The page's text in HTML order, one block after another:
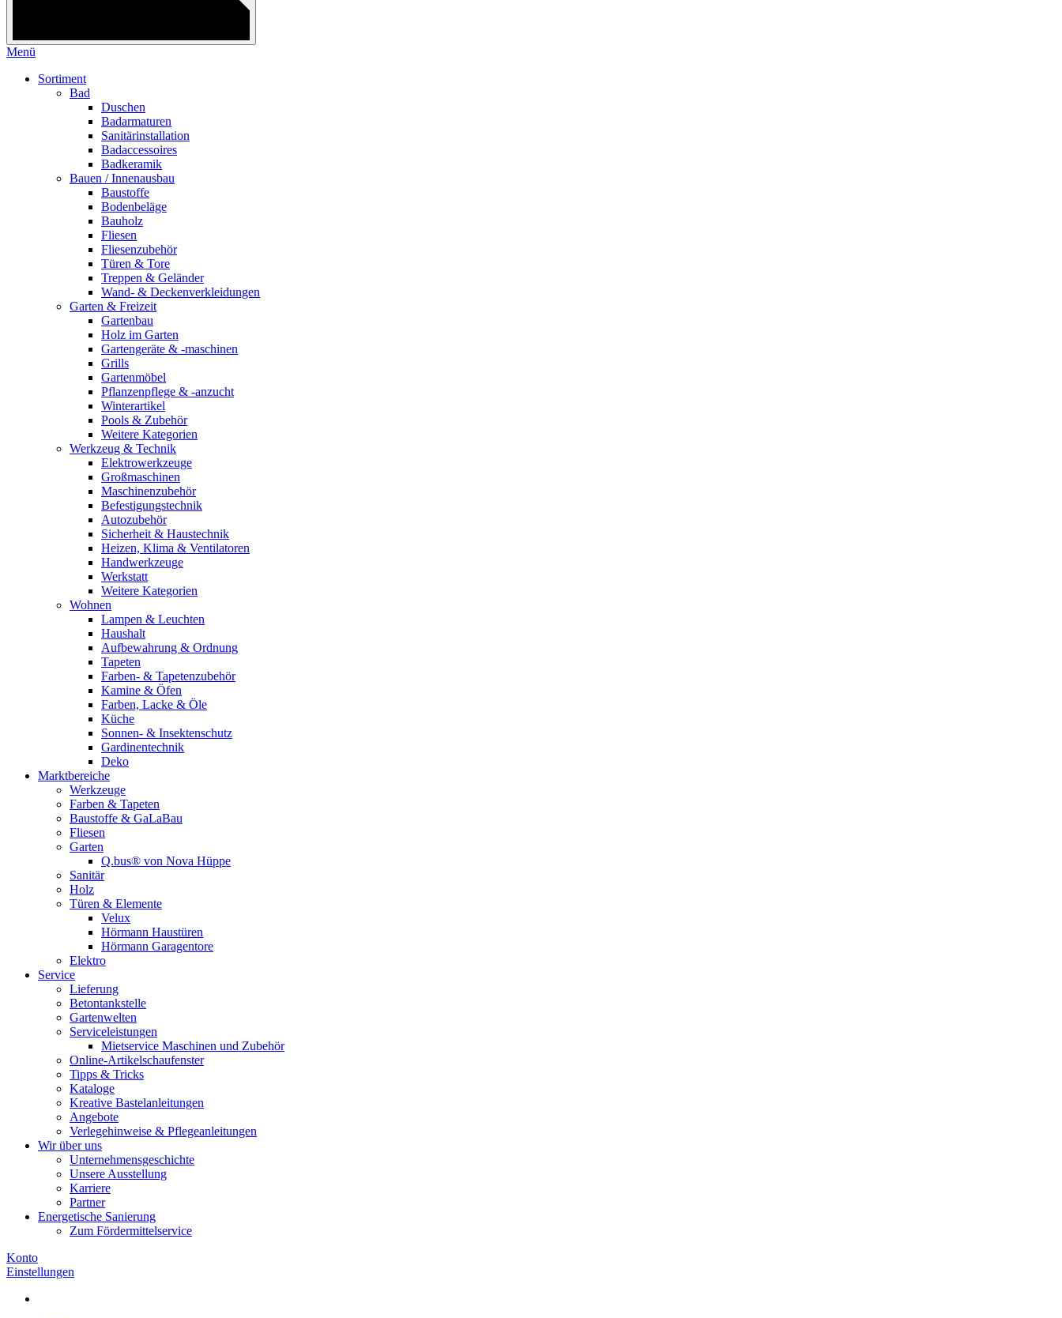
Menü
Sortiment
Bad
Duschen
Badarmaturen
Sanitärinstallation
Badaccessoires
Badkeramik
Bauen / Innenausbau
Baustoffe
Bodenbeläge
Bauholz
Fliesen
Fliesenzubehör
Türen & Tore
Treppen & Geländer
Wand- & Deckenverkleidungen
Garten & Freizeit
Gartenbau
Holz im Garten
Gartengeräte & -maschinen
Grills
Gartenmöbel
Pflanzenpflege & -anzucht
Winterartikel
Pools & Zubehör
Weitere Kategorien
Werkzeug & Technik
Elektrowerkzeuge
Großmaschinen
Maschinenzubehör
Befestigungstechnik
Autozubehör
Sicherheit & Haustechnik
Heizen, Klima & Ventilatoren
Handwerkzeuge
Werkstatt
Weitere Kategorien
Wohnen
Lampen & Leuchten
Haushalt
Aufbewahrung & Ordnung
Tapeten
Farben- & Tapetenzubehör
Kamine & Öfen
Farben, Lacke & Öle
Küche
Sonnen- & Insektenschutz
Gardinentechnik
Deko
Marktbereiche
Werkzeuge
Farben & Tapeten
Baustoffe & GaLaBau
Fliesen
Garten
Q.bus® von Nova Hüppe
Sanitär
Holz
Türen & Elemente
Velux
Hörmann Haustüren
Hörmann Garagentore
Elektro
Service
Lieferung
Betontankstelle
Gartenwelten
Serviceleistungen
Mietservice Maschinen und Zubehör
Online-Artikelschaufenster
Tipps & Tricks
Kataloge
Kreative Bastelanleitungen
Angebote
Verlegehinweise & Pflegeanleitungen
Wir über uns
Unternehmensgeschichte
Unsere Ausstellung
Karriere
Partner
Energetische Sanierung
Zum Fördermittelservice
Konto
Einstellungen